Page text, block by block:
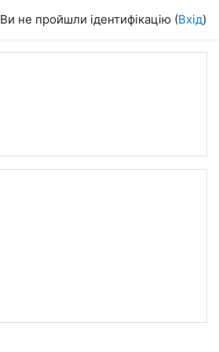
Ви не пройшли ідентифікацію (Вхід)